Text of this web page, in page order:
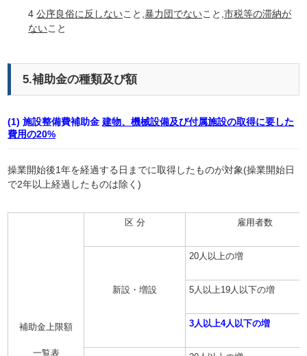
4公序良俗に反しないこと,暴力団でないこと,市税等の滞納が
ないこと
5.補助金の種類及び額
(1) 施設整備費補助金建物、機械設備及び付属施設の取得に要した
費用の20%
操業開始後1年を経過する日までに取得したものが対象(操業開始日
で2年以上経過したものは除く)
補助金上限額
一覧表
区 分 雇用者数
新設・増設
20人以上の増
5人以上19人以下の増
3人以上4人以下の増